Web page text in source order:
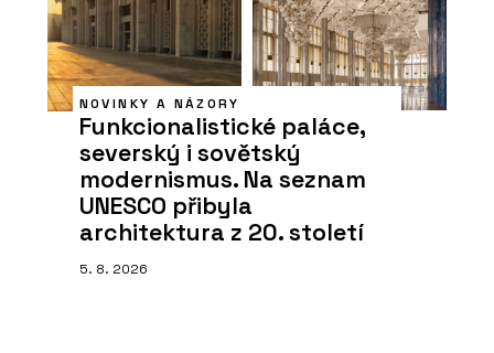
NOVINKY A NÁZORY
Funkcionalistické paláce,
severský i sovětský
modernismus. Na seznam
UNESCO přibyla
architektura z 20. století
5. 8. 2026